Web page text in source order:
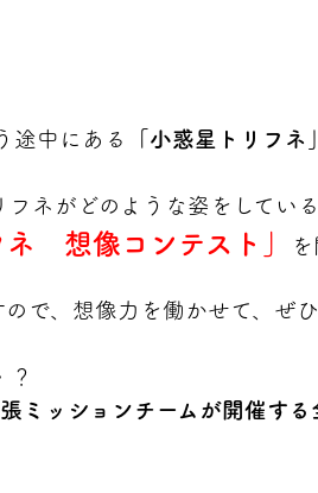
途中にある 「小惑星トリフネ」
ネがどのような姿をしてい
ネ 想像コンテスト」
で、想像力を働かせて、ぜ
？
ミッションチームが開催する